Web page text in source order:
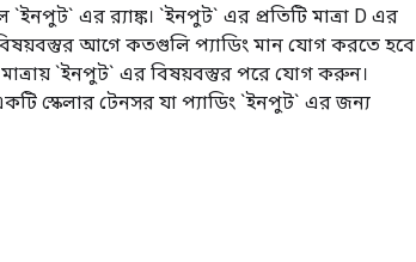
এর র‍্যাঙ্ক। `ইনপুট` এর প্রতিটি মাত্রা D এর
বিষয়বস্তুর আগে কতগুলি প্যাডিং মান যোগ করতে হবে
মাত্রায় `ইনপুট` এর বিষয়বস্তুর পরে যোগ করুন।
স্কেলার টেনসর যা প্যাডিং `ইনপুট` এর জন্য